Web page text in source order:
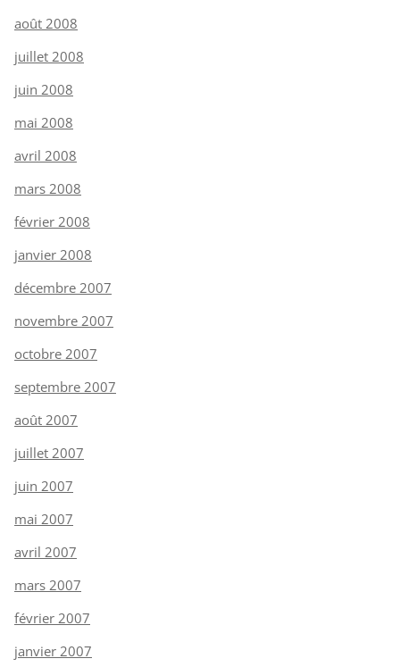
août 2008
juillet 2008
juin 2008
mai 2008
avril 2008
mars 2008
février 2008
janvier 2008
décembre 2007
novembre 2007
octobre 2007
septembre 2007
août 2007
juillet 2007
juin 2007
mai 2007
avril 2007
mars 2007
février 2007
janvier 2007